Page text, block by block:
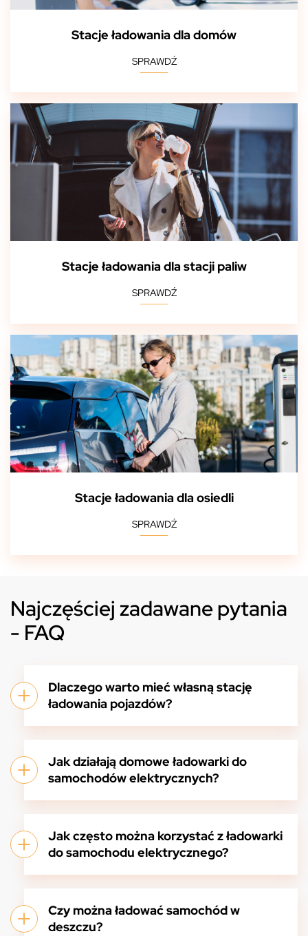
Stacje ładowania dla domów
SPRAWDŹ
Stacje ładowania dla stacji paliw
SPRAWDŹ
Stacje ładowania dla osiedli
SPRAWDŹ
Najczęściej zadawane pytania
- FAQ
Dlaczego warto mieć własną stację
ładowania pojazdów?
Jak działają domowe ładowarki do
samochodów elektrycznych?
Jak często można korzystać z ładowarki
do samochodu elektrycznego?
Czy można ładować samochód w
deszczu?